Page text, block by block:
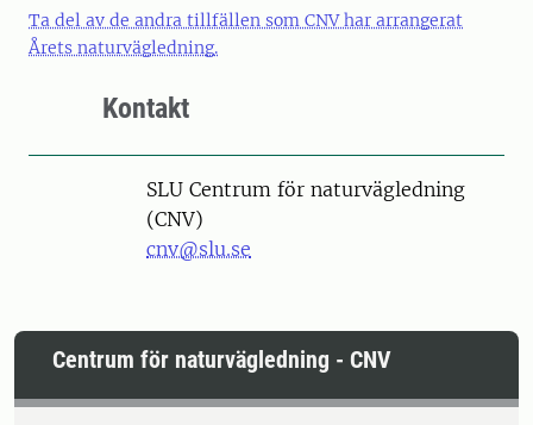
Ta del av de andra tillfällen som CNV har arrangerat
Årets naturvägledning.
Kontakt
SLU Centrum för naturvägledning
(CNV)
cnv@slu.se
Centrum för naturvägledning - CNV